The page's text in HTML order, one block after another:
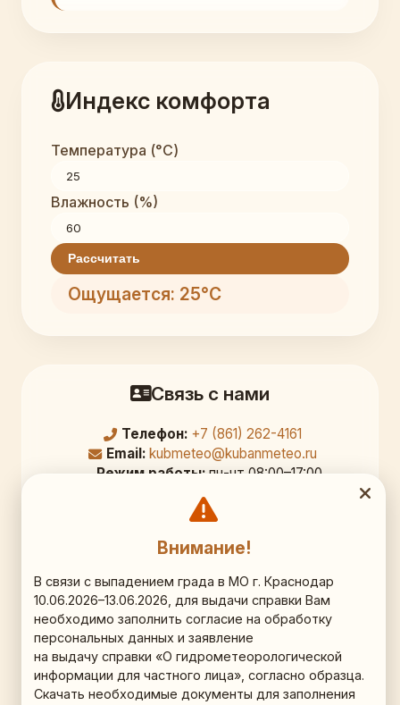
Индекс комфорта
Температура (°C)
Влажность (%)
Рассчитать
Ощущается: 25°C
Связь с нами
Телефон: +7 (861) 262-4161
Email: kubmeteo@kubanmeteo.ru
Режим работы:пн-чт 08:00–17:00,
перерыв 12:00–12:45; пт 08:00–16:00
Официальный адрес
350000, г. Краснодар,
ул. Рашпилевская д. 36, 9 этаж, кб. 903
Схема проезда (Яндекс.Карты)
Наши соц.сети
Внимание!
В связи с выпадением града в МО г. Краснодар
10.06.2026–13.06.2026, для выдачи справки Вам
необходимо заполнить согласие на обработку
персональных данных и заявление
на выдачу справки «О гидрометеорологической
информации для частного лица», согласно образца.
Скачать необходимые документы для заполнения